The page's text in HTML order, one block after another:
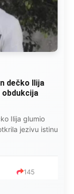
dečko Ilija
obdukcija
Ilija glumio
jezivu istinu
145